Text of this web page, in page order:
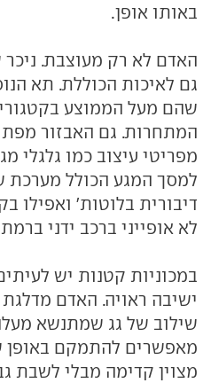
באותו אופן.
האדם לא רק מעוצבת.
גם לאיכות הכוללת. תא
שהם מעל הממוצע
המתחרות. גם האבזור
מפריטי עיצוב כמו גלגלי
דיבורית בלוטות' ואפילו
לא אופייני ברכב ידני
במכוניות קטנות יש
ישיבה ראויה. האדם
שילוב של גג שמתנשא
מאפשרים להתמקם
מצוין קדימה מבלי לשבת